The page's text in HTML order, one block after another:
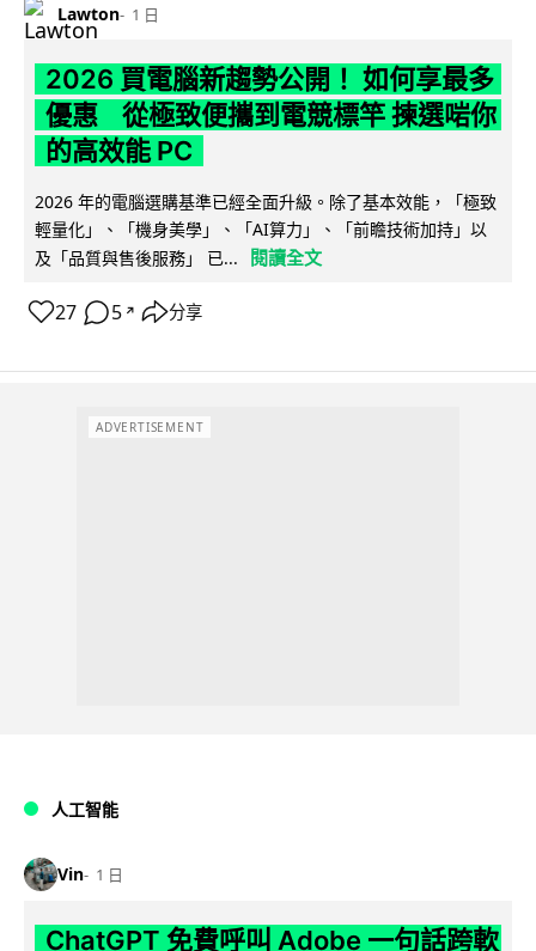
Lawton 1 日
2026 買電腦新趨勢公開！ 如何享最多
優惠 從極致便攜到電競標竿 揀選啱你
的高效能 PC
2026 年的電腦選購基準已經全面升級。除了基本效能，「極致
輕量化」、「機身美學」、「AI算力」、「前瞻技術加持」以
及「品質與售後服務」 已...
閱讀全文
27 5 ↗ 分享
ADVERTISEMENT
人工智能
Vin 1 日
ChatGPT 免費呼叫 Adobe 一句話跨軟